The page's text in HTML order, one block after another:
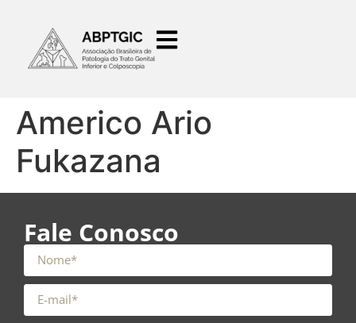
Americo Ario
Fukazana
Fale Conosco